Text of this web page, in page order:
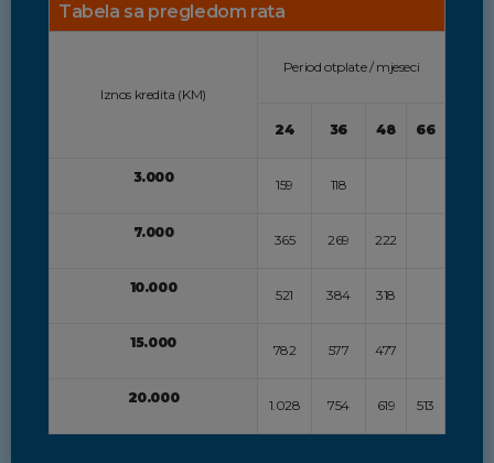
Tabela sa pregledom rata
Iznos kredita (KM)
Period otplate / mjeseci
24 36 48 66
3.000 159 118
7.000 365 269 222
10.000 521 384 318
15.000 782 577 477
20.000 1.028 754 619 513